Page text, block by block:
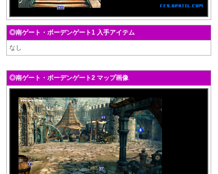
◎南ゲート・ボーデンゲート1 入手アイテム
なし
◎南ゲート・ボーデンゲート2 マップ画像